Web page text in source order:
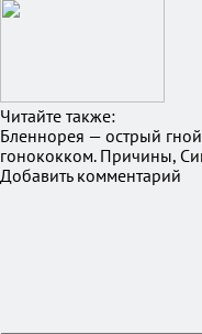
Читайте также:
Бленнорея — острый
гонококком. Причины,
Добавить комментарий